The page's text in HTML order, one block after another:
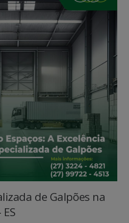
de Galpões na